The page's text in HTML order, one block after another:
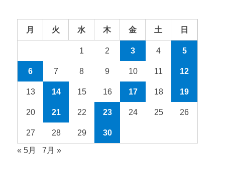
月 火 水 木 金 土 日
1 2 3 4 5
6 7 8 9 10 11 12
13 14 15 16 17 18 19
20 21 22 23 24 25 26
27 28 29 30
« 5月 7月 »